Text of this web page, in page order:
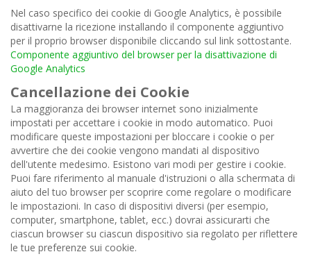
Nel caso specifico dei cookie di Google Analytics, è possibile
disattivarne la ricezione installando il componente aggiuntivo
per il proprio browser disponibile cliccando sul link sottostante.
Componente aggiuntivo del browser per la disattivazione di
Google Analytics
Cancellazione dei Cookie
La maggioranza dei browser internet sono inizialmente
impostati per accettare i cookie in modo automatico. Puoi
modificare queste impostazioni per bloccare i cookie o per
avvertire che dei cookie vengono mandati al dispositivo
dell'utente medesimo. Esistono vari modi per gestire i cookie.
Puoi fare riferimento al manuale d'istruzioni o alla schermata di
aiuto del tuo browser per scoprire come regolare o modificare
le impostazioni. In caso di dispositivi diversi (per esempio,
computer, smartphone, tablet, ecc.) dovrai assicurarti che
ciascun browser su ciascun dispositivo sia regolato per riflettere
le tue preferenze sui cookie.